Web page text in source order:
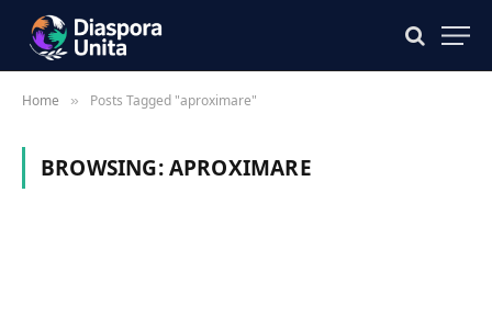
Home » Posts Tagged "aproximare"
BROWSING:APROXIMARE